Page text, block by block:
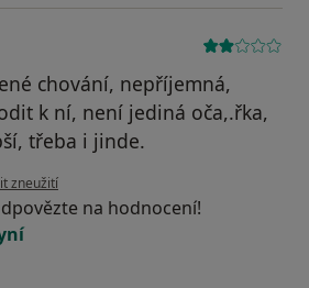
chování, nepříjemná,
k ní, není jediná oča,.řka,
třeba i jinde.
uživatele Pacient
zneužití
na hodnocení!